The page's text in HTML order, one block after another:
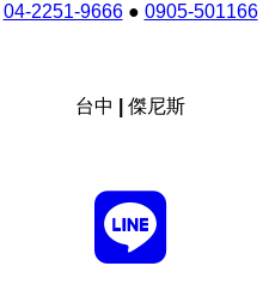
04-2251-9666● 0905-501166
台中 | 傑尼斯